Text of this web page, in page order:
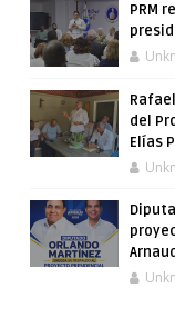
PRM
del
Elías
Arnaud